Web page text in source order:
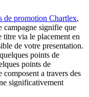
de promotion Chartlex,
campagne signifie que
via le placement en
de votre presentation.
points de
points de
composent a travers des
significativement